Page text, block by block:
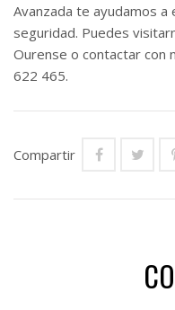
Avanzada te ayudamos a
seguridad. Puedes
Ourense o contactar
622 465.
Compartir